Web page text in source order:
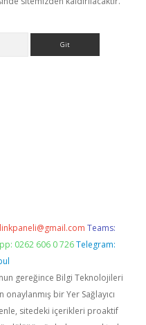
Teams:
0262 606 0 726 Telegram:
gereğince Bilgi Teknolojileri
bir Yer Sağlayıcı
sitedeki içerikleri proaktif